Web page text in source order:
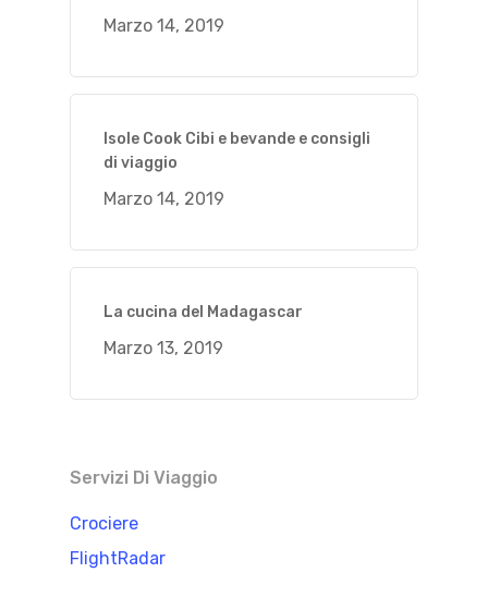
Marzo 14, 2019
Isole Cook Cibi e bevande e consigli
di viaggio
Marzo 14, 2019
La cucina del Madagascar
Marzo 13, 2019
Servizi Di Viaggio
Crociere
FlightRadar